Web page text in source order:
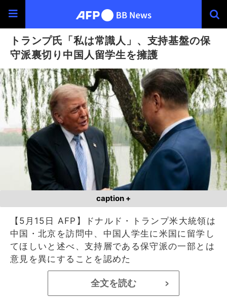
トランプ氏「私は常識人」、支持基盤の保
守派裏切り中国人留学生を擁護
caption +
【5月15日 AFP】ドナルド・トランプ米大統領は
中国・北京を訪問中、中国人学生に米国に留学し
てほしいと述べ、支持層である保守派の一部とは
意見を異にすることを認めた
全文を読む >